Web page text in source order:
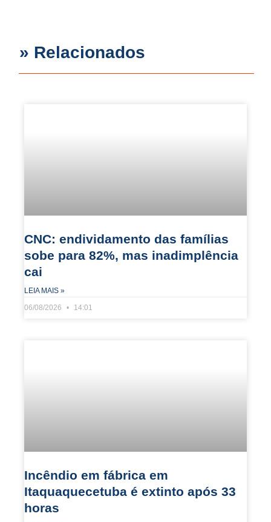
» Relacionados
CNC: endividamento das famílias
sobe para 82%, mas inadimplência
cai
LEIA MAIS »
06/08/2026
14:01
Incêndio em fábrica em
Itaquaquecetuba é extinto após 33
horas